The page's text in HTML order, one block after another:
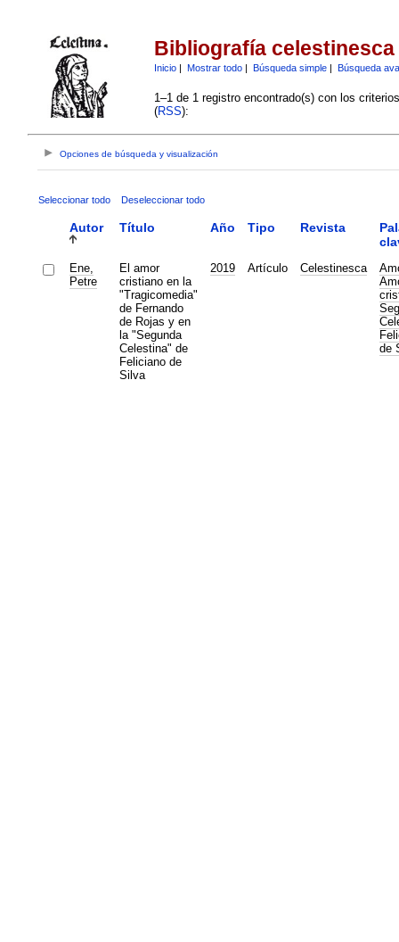
Bibliografía celestinesca
Inicio| Mostrar todo| Búsqueda simple| Búsqueda
1–1 de 1 registro encontrado(s) con los
(RSS):
Opciones de búsqueda y visualización
Seleccionar todo Deseleccionar todo
Autor Título Año Tipo Revista
Ene,
Petre
El amor
cristiano en la
"Tragicomedia"
de Fernando
de Rojas y en
la "Segunda
Celestina" de
Feliciano de
Silva
2019 Artículo Celestinesca
de